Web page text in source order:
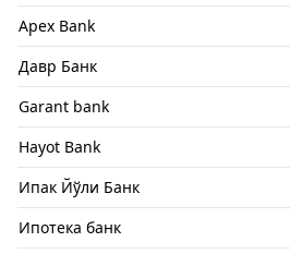
Apex Bank
Давр Банк
Garant bank
Hayot Bank
Ипак Йўли Банк
Ипотека банк